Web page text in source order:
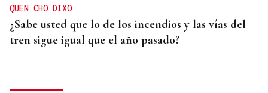
QUEN CHO DIXO
¿Sabe usted que lo de los incendios y las vías del
tren sigue igual que el año pasado?